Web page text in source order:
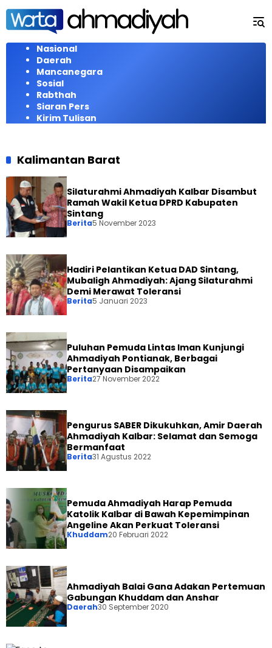
Langsung
konten
Nasional
Daerah
Mancanegara
Sosial
Rabthah
Siaran Pers
Kirim Tulisan
Kalimantan Barat
Silaturahmi Ahmadiyah Kalbar Disambut
Ramah Wakil Ketua DPRD Kabupaten
Sintang
Berita5 November 2023
Hadiri Pelantikan Ketua DAD Sintang,
Mubaligh Ahmadiyah: Ajang Silaturahmi
Demi Merawat Toleransi
Berita5 Januari 2023
Puluhan Pemuda Lintas Iman Kunjungi
Ahmadiyah Pontianak, Berbagai
Pertanyaan Disampaikan
Berita27 November 2022
Pengurus SABER Dikukuhkan, Amir Daerah
Ahmadiyah Kalbar: Selamat dan Semoga
Bermanfaat
Berita31 Agustus 2022
Pemuda Ahmadiyah Harap Pemuda
Katolik Kalbar di Bawah Kepemimpinan
Angeline Akan Perkuat Toleransi
Khuddam20 Februari 2022
Ahmadiyah Balai Gana Adakan Pertemuan
Gabungan Khuddam dan Anshar
Daerah30 September 2020